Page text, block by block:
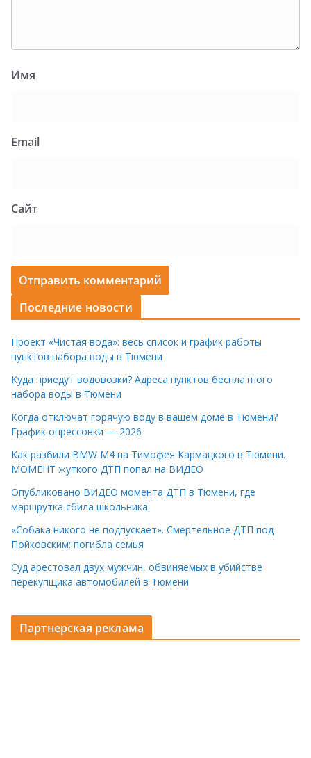
Имя
Email
Сайт
Последние новости
Проект «Чистая вода»: весь список и график работы
пунктов набора воды в Тюмени
Куда приедут водовозки? Адреса пунктов бесплатного
набора воды в Тюмени
Когда отключат горячую воду в вашем доме в Тюмени?
График опрессовки — 2026
Как разбили BMW M4 на Тимофея Кармацкого в Тюмени.
МОМЕНТ жуткого ДТП попал на ВИДЕО
Опубликовано ВИДЕО момента ДТП в Тюмени, где
маршрутка сбила школьника.
«Собака никого не подпускает». Смертельное ДТП под
Пойковским: погибла семья
Суд арестовал двух мужчин, обвиняемых в убийстве
перекупщика автомобилей в Тюмени
Партнерская реклама